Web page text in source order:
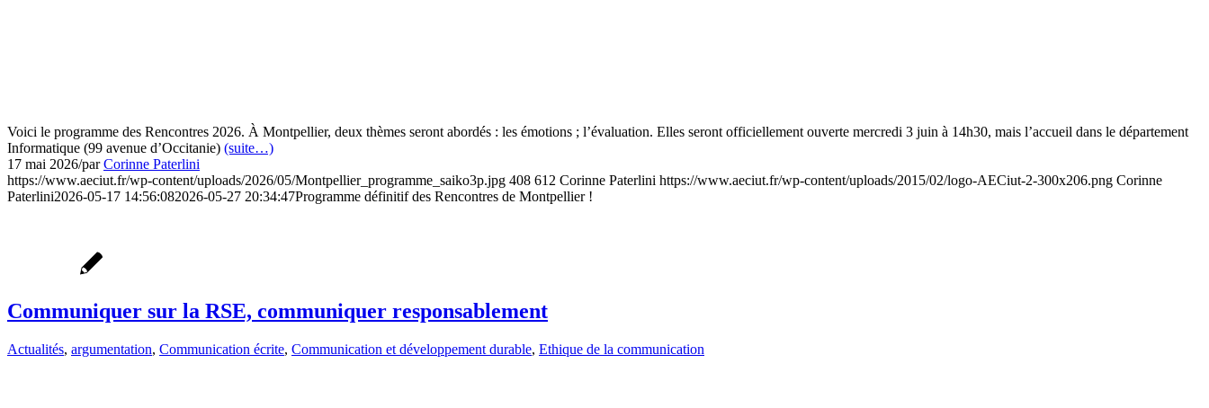
Voici le programme des Rencontres 2026. À Montpellier, deux thèmes seront abordés : les émotions ; l’évaluation. Elles seront officiellement ouverte mercredi 3 juin à 14h30, mais l’accueil dans le département
Informatique (99 avenue d’Occitanie) (suite…)
17 mai 2026/parCorinne Paterlini
https://www.aeciut.fr/wp-content/uploads/2026/05/Montpellier_programme_saiko3p.jpg 408 612 Corinne Paterlini https://www.aeciut.fr/wp-content/uploads/2015/02/logo-AECiut-2-300x206.png Corinne
Paterlini2026-05-17 14:56:082026-05-27 20:34:47Programme définitif des Rencontres de Montpellier !
Communiquer sur la RSE, communiquer responsablement
Actualités, argumentation, Communication écrite, Communication et développement durable, Ethique de la communication